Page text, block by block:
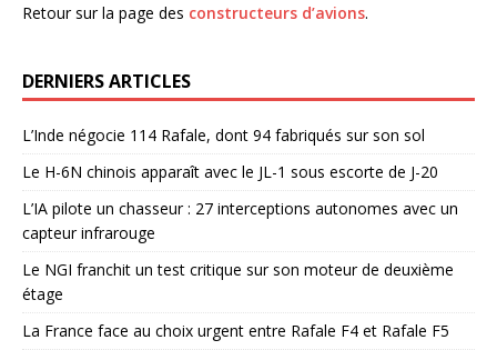
Retour sur la page des constructeurs d’avions.
DERNIERS ARTICLES
L’Inde négocie 114 Rafale, dont 94 fabriqués sur son sol
Le H-6N chinois apparaît avec le JL-1 sous escorte de J-20
L’IA pilote un chasseur : 27 interceptions autonomes avec un
capteur infrarouge
Le NGI franchit un test critique sur son moteur de deuxième
étage
La France face au choix urgent entre Rafale F4 et Rafale F5